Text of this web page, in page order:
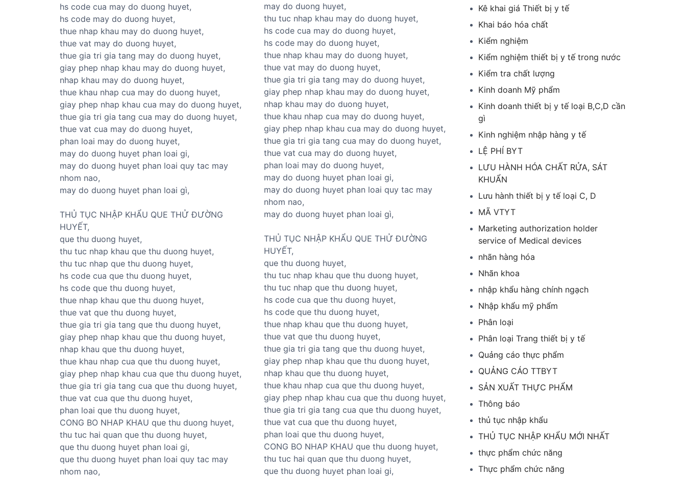
hs code cua may do duong huyet,
hs code may do duong huyet,
thue nhap khau may do duong huyet,
thue vat may do duong huyet,
thue gia tri gia tang may do duong huyet,
giay phep nhap khau may do duong huyet,
nhap khau may do duong huyet,
thue khau nhap cua may do duong huyet,
giay phep nhap khau cua may do duong huyet,
thue gia tri gia tang cua may do duong huyet,
thue vat cua may do duong huyet,
phan loai may do duong huyet,
may do duong huyet phan loai gi,
may do duong huyet phan loai quy tac may
nhom nao,
may do duong huyet phan loai gì,
THỦ TỤC NHẬP KHẨU QUE THỬ ĐƯỜNG
HUYẾT,
que thu duong huyet,
thu tuc nhap khau que thu duong huyet,
thu tuc nhap que thu duong huyet,
hs code cua que thu duong huyet,
hs code que thu duong huyet,
thue nhap khau que thu duong huyet,
thue vat que thu duong huyet,
thue gia tri gia tang que thu duong huyet,
giay phep nhap khau que thu duong huyet,
nhap khau que thu duong huyet,
thue khau nhap cua que thu duong huyet,
giay phep nhap khau cua que thu duong huyet,
thue gia tri gia tang cua que thu duong huyet,
thue vat cua que thu duong huyet,
phan loai que thu duong huyet,
CONG BO NHAP KHAU que thu duong huyet,
thu tuc hai quan que thu duong huyet,
que thu duong huyet phan loai gi,
que thu duong huyet phan loai quy tac may
nhom nao,
may do duong huyet,
thu tuc nhap khau may do duong huyet,
hs code cua may do duong huyet,
hs code may do duong huyet,
thue nhap khau may do duong huyet,
thue vat may do duong huyet,
thue gia tri gia tang may do duong huyet,
giay phep nhap khau may do duong huyet,
nhap khau may do duong huyet,
thue khau nhap cua may do duong huyet,
giay phep nhap khau cua may do duong huyet,
thue gia tri gia tang cua may do duong huyet,
thue vat cua may do duong huyet,
phan loai may do duong huyet,
may do duong huyet phan loai gi,
may do duong huyet phan loai quy tac may
nhom nao,
may do duong huyet phan loai gì,
THỦ TỤC NHẬP KHẨU QUE THỬ ĐƯỜNG
HUYẾT,
que thu duong huyet,
thu tuc nhap khau que thu duong huyet,
thu tuc nhap que thu duong huyet,
hs code cua que thu duong huyet,
hs code que thu duong huyet,
thue nhap khau que thu duong huyet,
thue vat que thu duong huyet,
thue gia tri gia tang que thu duong huyet,
giay phep nhap khau que thu duong huyet,
nhap khau que thu duong huyet,
thue khau nhap cua que thu duong huyet,
giay phep nhap khau cua que thu duong huyet,
thue gia tri gia tang cua que thu duong huyet,
thue vat cua que thu duong huyet,
phan loai que thu duong huyet,
CONG BO NHAP KHAU que thu duong huyet,
thu tuc hai quan que thu duong huyet,
que thu duong huyet phan loai gi,
Kê khai giá Thiết bị y tế
Khai báo hóa chất
Kiểm nghiệm
Kiểm nghiệm thiết bị y tế trong nước
Kiểm tra chất lượng
Kinh doanh Mỹ phẩm
Kinh doanh thiết bị y tế loại B,C,D cần
gì
Kinh nghiệm nhập hàng y tế
LỆ PHÍ BYT
LƯU HÀNH HÓA CHẤT RỬA, SÁT
KHUẨN
Lưu hành thiết bị y tế loại C, D
MÃ VTYT
Marketing authorization holder
service of Medical devices
nhãn hàng hóa
Nhãn khoa
nhập khẩu hàng chính ngạch
Nhập khẩu mỹ phẩm
Phân loại
Phân loại Trang thiết bị y tế
Quảng cáo thực phẩm
QUẢNG CÁO TTBYT
SẢN XUẤT THỰC PHẨM
Thông báo
thủ tục nhập khẩu
THỦ TỤC NHẬP KHẨU MỚI NHẤT
thực phẩm chức năng
Thực phẩm chức năng